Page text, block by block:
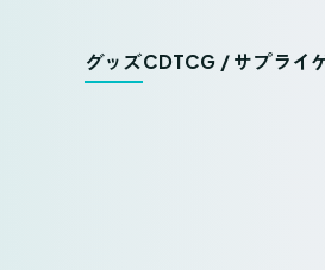
グッズCDTCG / サプライ